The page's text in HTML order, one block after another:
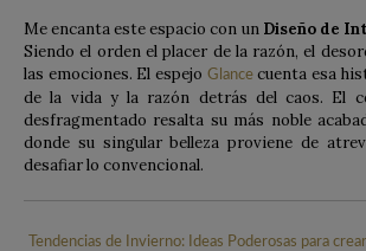
Me encanta este espacio con un Diseño de
Siendo el orden el placer de la razón, el
las emociones. El espejo Glancecuenta esa
de la vida y la razón detrás del caos. El
desfragmentado resalta su más noble
donde su singular belleza proviene de
desafiar lo convencional.
Tendencias de Invierno: Ideas Poderosas para